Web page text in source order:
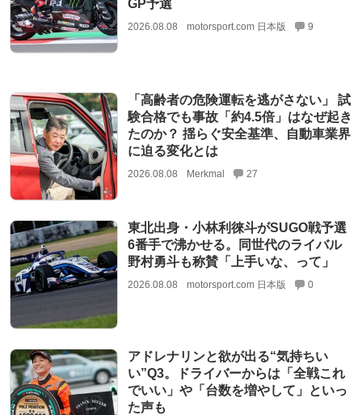
GP予選
2026.08.08 motorsport.com 日本版 9
「高齢者の危険運転を逃がさない」 試
験合格でも事故「約4.5倍」はなぜ起き
たのか？ 揺らぐ安全基準、自動車業界
に迫る変化とは
2026.08.08 Merkmal 27
東北出身・小林利徠斗がSUGO戦予選
6番手で沸かせる。同世代のライバル
野村勇斗も称賛「上手いな、って」
2026.08.08 motorsport.com 日本版 0
アドレナリンと欲が出る“気持ちい
い”Q3。ドライバーからは「全戦これ
でいい」や「台数を増やして」といっ
た声も